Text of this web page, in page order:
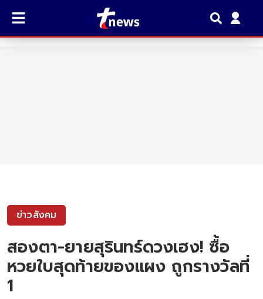
ข่าวสังคม
สองตา-ยายสุรินทร์ดวงเฮง! ซื้อ
หวยใบสุดท้ายของแผง ถูกรางวัลที่
1